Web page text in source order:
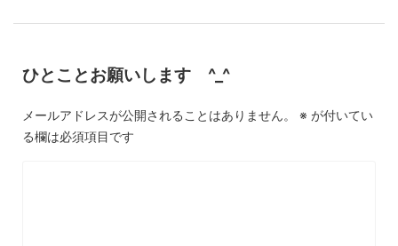
ひとことお願いします ^_^
メールアドレスが公開されることはありません。 ※ が付いてい
る欄は必須項目です